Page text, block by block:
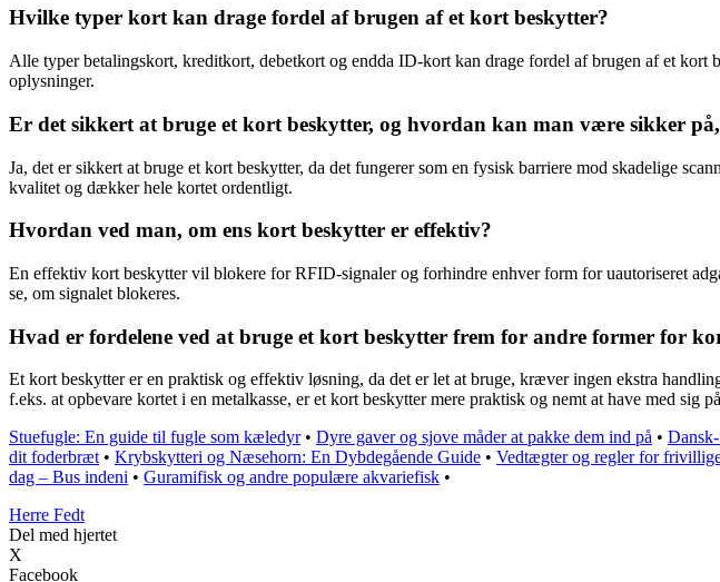
Hvilke typer kort kan drage fordel af brugen af et kort beskytter?
Alle typer betalingskort, kreditkort, debetkort og endda ID-kort kan drage fordel af brugen af et
oplysninger.
Er det sikkert at bruge et kort beskytter, og hvordan kan man være sikker
Ja, det er sikkert at bruge et kort beskytter, da det fungerer som en fysisk barriere mod skadelige
kvalitet og dækker hele kortet ordentligt.
Hvordan ved man, om ens kort beskytter er effektiv?
En effektiv kort beskytter vil blokere for RFID-signaler og forhindre enhver form for uautoriseret
se, om signalet blokeres.
Hvad er fordelene ved at bruge et kort beskytter frem for andre former for
Et kort beskytter er en praktisk og effektiv løsning, da det er let at bruge, kræver ingen ekstra
f.eks. at opbevare kortet i en metalkasse, er et kort beskytter mere praktisk og nemt at have med sig
Stuefugle: En guide til fugle som kæledyr• Dyre gaver og sjove måder at pakke dem ind på •
dit foderbræt • Krybskytteri og Næsehorn: En Dybdegående Guide • Vedtægter og regler for
dag – Bus indeni • Guramifisk og andre populære akvariefisk •
Herre Fedt
Del med hjertet
X
Facebook